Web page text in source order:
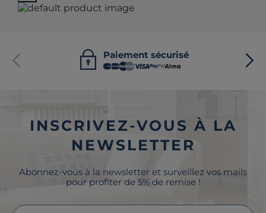
Paiement sécurisé
INSCRIVEZ-VOUS À LA
NEWSLETTER
Abonnez-vous à la newsletter et surveillez vos mails
pour profiter de 5% de remise !